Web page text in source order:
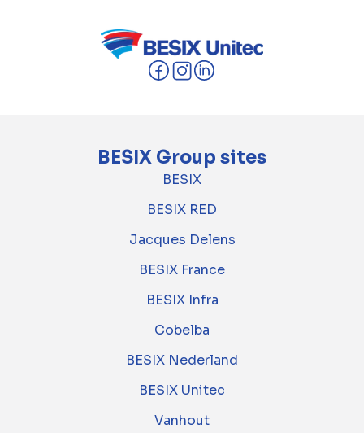
BESIX Group sites
BESIX
BESIX RED
Jacques Delens
BESIX France
BESIX Infra
Cobelba
BESIX Nederland
BESIX Unitec
Vanhout